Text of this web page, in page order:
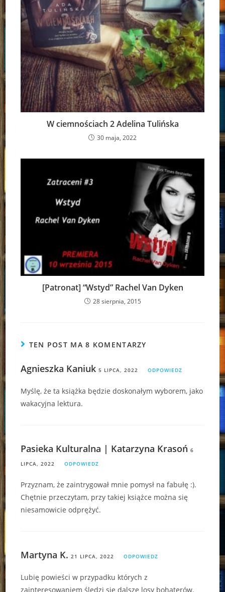
W ciemnościach 2 Adelina Tulińska
30 maja, 2022
[Patronat] “Wstyd” Rachel Van Dyken
28 sierpnia, 2015
TEN POST MA 8 KOMENTARZY
Agnieszka Kaniuk 5 LIPCA, 2022 ODPOWIEDZ
Myślę, że ta książka będzie doskonałym wyborem, jako
wakacyjna lektura.
Pasieka Kulturalna | Katarzyna Krasoń 6
LIPCA, 2022
ODPOWIEDZ
Przyznam, że zaintrygował mnie pomysł na fabułę :).
Chętnie przeczytam, przy takiej książce można się
niesamowicie odprężyć.
Martyna K. 21 LIPCA, 2022 ODPOWIEDZ
Lubię powieści w przypadku których z
zainteresowaniem śledzi się dalsze losy bohaterów.